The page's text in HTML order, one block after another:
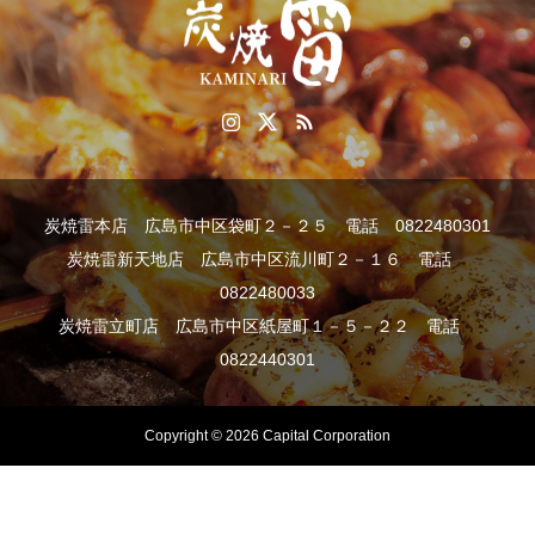
炭焼雷本店 広島市中区袋町２－２５ 電話 0822480301
炭焼雷新天地店 広島市中区流川町２－１６ 電話
0822480033
炭焼雷立町店 広島市中区紙屋町１－５－２２ 電話
0822440301
Copyright © 2026 Capital Corporation